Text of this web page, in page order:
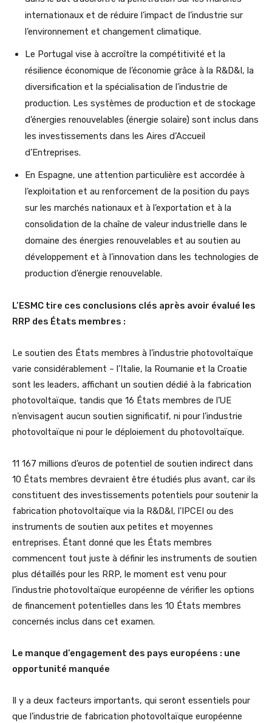
internationaux et de réduire l’impact de l’industrie sur
l’environnement et changement climatique.
Le Portugal vise à accroître la compétitivité et la
résilience économique de l’économie grâce à la R&D&I, la
diversification et la spécialisation de l’industrie de
production. Les systèmes de production et de stockage
d’énergies renouvelables (énergie solaire) sont inclus dans
les investissements dans les Aires d’Accueil
d’Entreprises.
En Espagne, une attention particulière est accordée à
l’exploitation et au renforcement de la position du pays
sur les marchés nationaux et à l’exportation et à la
consolidation de la chaîne de valeur industrielle dans le
domaine des énergies renouvelables et au soutien au
développement et à l’innovation dans les technologies de
production d’énergie renouvelable.
L’ESMC tire ces conclusions clés après avoir évalué les
RRP des États membres :
Le soutien des États membres à l’industrie photovoltaïque
varie considérablement – l’Italie, la Roumanie et la Croatie
sont les leaders, affichant un soutien dédié à la fabrication
photovoltaïque, tandis que 16 États membres de l’UE
n’envisagent aucun soutien significatif, ni pour l’industrie
photovoltaïque ni pour le déploiement du photovoltaïque.
11 167 millions d’euros de potentiel de soutien indirect dans
10 États membres devraient être étudiés plus avant, car ils
constituent des investissements potentiels pour soutenir la
fabrication photovoltaïque via la R&D&I, l’IPCEI ou des
instruments de soutien aux petites et moyennes
entreprises. Étant donné que les États membres
commencent tout juste à définir les instruments de soutien
plus détaillés pour les RRP, le moment est venu pour
l’industrie photovoltaïque européenne de vérifier les options
de financement potentielles dans les 10 États membres
concernés inclus dans cet examen.
Le manque d’engagement des pays européens : une
opportunité manquée
Il y a deux facteurs importants, qui seront essentiels pour
que l’industrie de fabrication photovoltaïque européenne